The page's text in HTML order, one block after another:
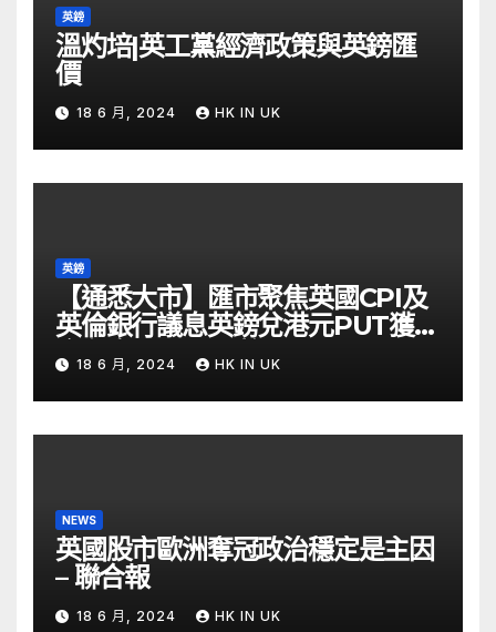
英鎊
溫灼培|英工黨經濟政策與英鎊匯
價
18 6 月, 2024 HK IN UK
英鎊
【通悉大市】匯市聚焦英國CPI及
英倫銀行議息英鎊兌港元PUT獲資
金留意 – Now 財經
18 6 月, 2024 HK IN UK
NEWS
英國股市歐洲奪冠政治穩定是主因
– 聯合報
18 6 月, 2024 HK IN UK